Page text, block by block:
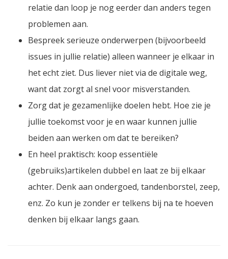
relatie dan loop je nog eerder dan anders tegen
problemen aan.
Bespreek serieuze onderwerpen (bijvoorbeeld
issues in jullie relatie) alleen wanneer je elkaar in
het echt ziet. Dus liever niet via de digitale weg,
want dat zorgt al snel voor misverstanden.
Zorg dat je gezamenlijke doelen hebt. Hoe zie je
jullie toekomst voor je en waar kunnen jullie
beiden aan werken om dat te bereiken?
En heel praktisch: koop essentiële
(gebruiks)artikelen dubbel en laat ze bij elkaar
achter. Denk aan ondergoed, tandenborstel, zeep,
enz. Zo kun je zonder er telkens bij na te hoeven
denken bij elkaar langs gaan.